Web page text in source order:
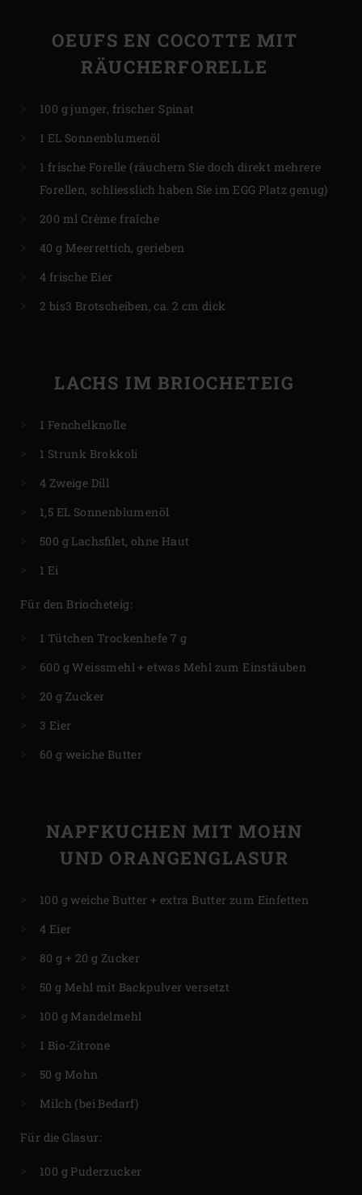
OEUFS EN COCOTTE MIT
RÄUCHERFORELLE
100 g junger, frischer Spinat
1 EL Sonnenblumenöl
1 frische Forelle (räuchern Sie doch direkt mehrere
Forellen, schliesslich haben Sie im EGG Platz genug)
200 ml Crème fraîche
40 g Meerrettich, gerieben
4 frische Eier
2 bis3 Brotscheiben, ca. 2 cm dick
LACHS IM BRIOCHETEIG
1 Fenchelknolle
1 Strunk Brokkoli
4 Zweige Dill
1,5 EL Sonnenblumenöl
500 g Lachsfilet, ohne Haut
1 Ei
Für den Briocheteig:
1 Tütchen Trockenhefe 7 g
600 g Weissmehl + etwas Mehl zum Einstäuben
20 g Zucker
3 Eier
60 g weiche Butter
NAPFKUCHEN MIT MOHN
UND ORANGENGLASUR
​​100 g weiche Butter + extra Butter zum Einfetten
4 Eier
80 g + 20 g Zucker
50 g Mehl mit Backpulver versetzt
100 g Mandelmehl
1 Bio-Zitrone
50 g Mohn
Milch (bei Bedarf)
Für die Glasur:
100 g Puderzucker